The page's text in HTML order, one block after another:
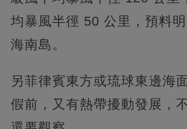
均暴風半徑 50 公里，預料
海南島。
另菲律賓東方或琉球東邊海
假前，又有熱帶擾動發展，